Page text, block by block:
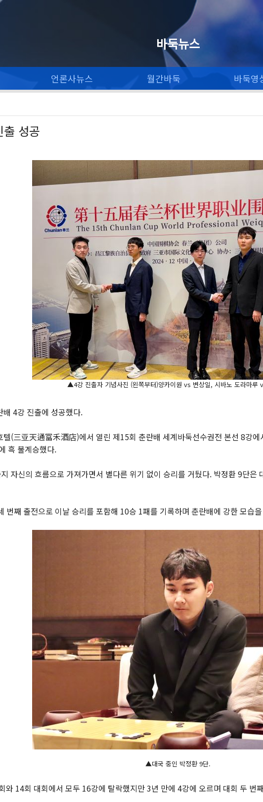
바둑뉴스
언론사뉴스 월간바둑 바둑영
성공
▲4강 진출자 기념사진 (왼쪽부터)양카이원 vs 변상일, 시바노 도라마루
4강 진출에 성공했다.
(三亚天通富禾酒店)에서 열린 제15회 춘란배 세계바둑선수권전 본선 8강
흑 불계승했다.
자신의 흐름으로 가져가면서 별다른 위기 없이 승리를 거뒀다. 박정환 9단
번째 출전으로 이날 승리를 포함해 10승 1패를 기록하며 춘란배에 강한 모습
▲대국 중인 박정환 9단.
와 14회 대회에서 모두 16강에 탈락했지만 3년 만에 4강에 오르며 대회 두 번